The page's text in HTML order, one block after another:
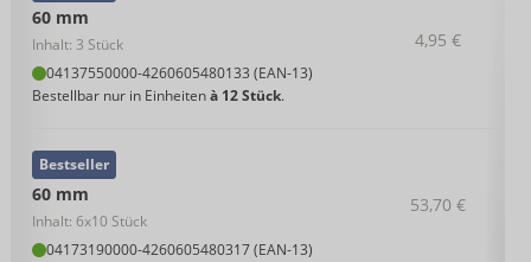
60 mm
Inhalt: 3 Stück
04137550000-4260605480133 (EAN-13)
Bestellbar nur in Einheitenà 12 Stück.
4,95 €
60 mm
Inhalt: 6x10 Stück
04173190000-4260605480317 (EAN-13)
Bestseller
53,70 €